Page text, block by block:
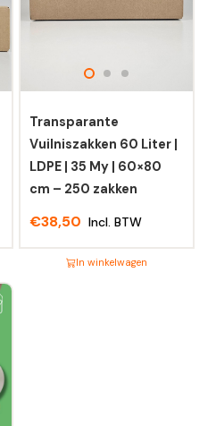
Transparante
Vuilniszakken 60 Liter |
LDPE | 35 My | 60×80
cm – 250 zakken
€38,50 Incl. BTW
In winkelwagen